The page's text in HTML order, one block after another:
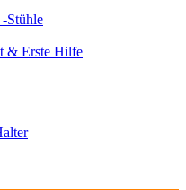
Stühle
& Erste Hilfe